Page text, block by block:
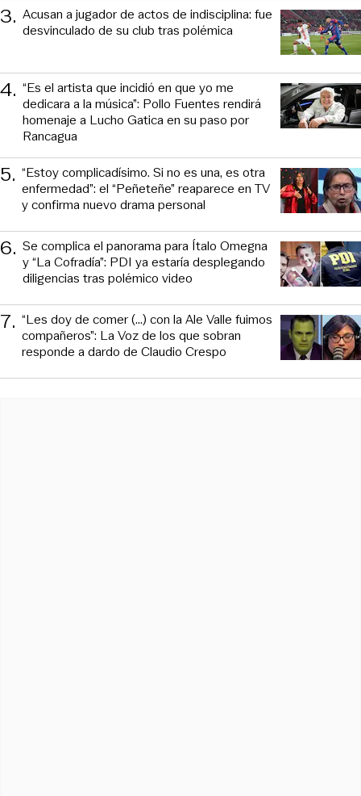
3. Acusan a jugador de actos de indisciplina: fue
desvinculado de su club tras polémica
4. “Es el artista que incidió en que yo me
dedicara a la música”: Pollo Fuentes rendirá
homenaje a Lucho Gatica en su paso por
Rancagua
5. “Estoy complicadísimo. Si no es una, es otra
enfermedad”: el “Peñeteñe” reaparece en TV
y confirma nuevo drama personal
6. Se complica el panorama para Ítalo Omegna
y “La Cofradía”: PDI ya estaría desplegando
diligencias tras polémico video
7. “Les doy de comer (...) con la Ale Valle fuimos
compañeros”: La Voz de los que sobran
responde a dardo de Claudio Crespo